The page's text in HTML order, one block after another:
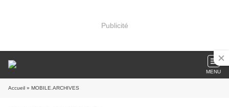
Publicité
MENU
Accueil » MOBILE.ARCHIVES